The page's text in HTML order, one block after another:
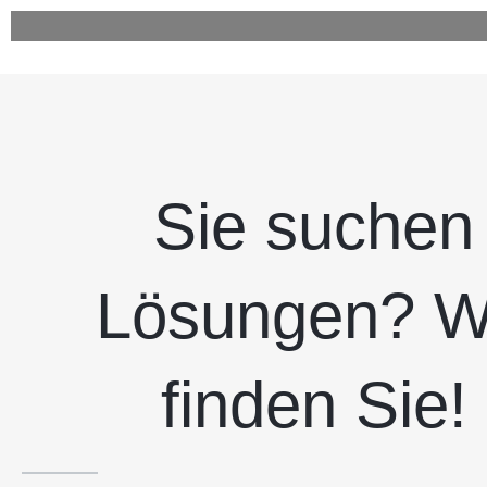
Sie suchen
Lösungen?
finden Sie!